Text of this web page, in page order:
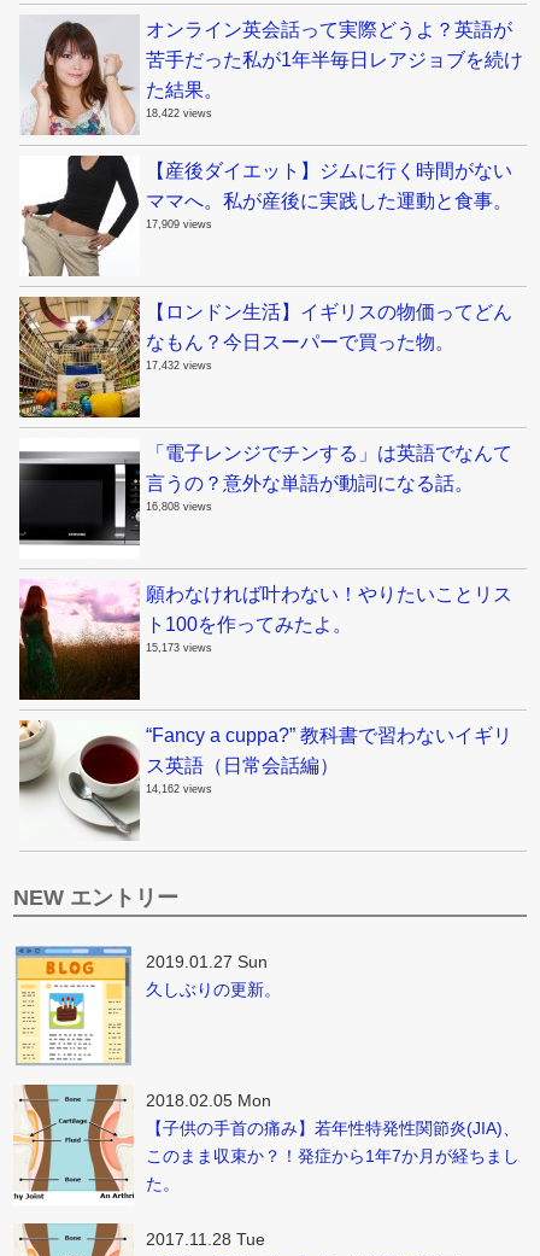
オンライン英会話って実際どうよ？英語が
苦手だった私が1年半毎日レアジョブを続け
た結果。
18,422 views
【産後ダイエット】ジムに行く時間がない
ママへ。私が産後に実践した運動と食事。
17,909 views
【ロンドン生活】イギリスの物価ってどん
なもん？今日スーパーで買った物。
17,432 views
「電子レンジでチンする」は英語でなんて
言うの？意外な単語が動詞になる話。
16,808 views
願わなければ叶わない！やりたいことリス
ト100を作ってみたよ。
15,173 views
“Fancy a cuppa?” 教科書で習わないイギリ
ス英語（日常会話編）
14,162 views
NEW エントリー
2019.01.27 Sun
久しぶりの更新。
2018.02.05 Mon
【子供の手首の痛み】若年性特発性関節炎(JIA)、
このまま収束か？！発症から1年7か月が経ちまし
た。
2017.11.28 Tue